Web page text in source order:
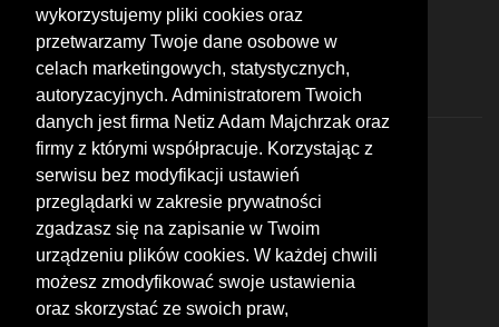
wykorzystujemy pliki cookies oraz
przetwarzamy Twoje dane osobowe w
celach marketingowych, statystycznych,
autoryzacyjnych. Administratorem Twoich
danych jest firma Netiz Adam Majchrzak oraz
firmy z którymi współpracuje. Korzystając z
serwisu bez modyfikacji ustawień
przeglądarki w zakresie prywatności
zgadzasz się na zapisanie w Twoim
urządzeniu plików cookies. W każdej chwili
możesz zmodyfikować swoje ustawienia
oraz skorzystać ze swoich praw,
FOLLOW US
© 2026 by MotoWhizzer.com
All rights reserved.
KONTAKT
ul. Chopina 16, I piętro